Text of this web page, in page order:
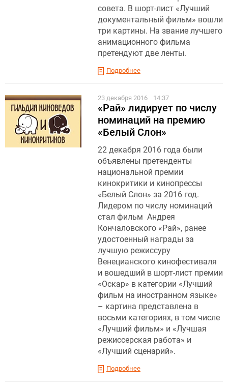
совета. В шорт-лист «Лучший
документальный фильм» вошли
три картины. На звание лучшего
анимационного фильма
претендуют две ленты.
Подробнее
23 декабря 2016 14:37
«Рай» лидирует по числу
номинаций на премию
«Белый Слон»
22 декабря 2016 года были
объявлены претенденты
национальной премии
кинокритики и кинопрессы
«Белый Слон» за 2016 год.
Лидером по числу номинаций
стал фильм Андрея
Кончаловского «Рай», ранее
удостоенный награды за
лучшую режиссуру
Венецианского кинофестиваля
и вошедший в шорт-лист премии
«Оскар» в категории «Лучший
фильм на иностранном языке»
– картина представлена в
восьми категориях, в том числе
«Лучший фильм» и «Лучшая
режиссерская работа» и
«Лучший сценарий».
Подробнее